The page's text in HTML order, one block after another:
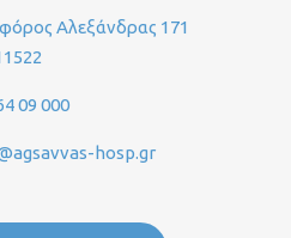
Αλεξάνδρας 171
09 000
hosp.gr